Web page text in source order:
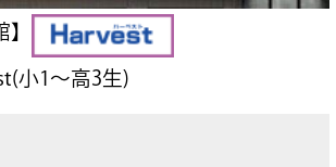
小1～高3生)